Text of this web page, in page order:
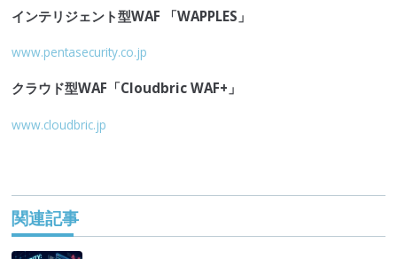
インテリジェント型WAF 「WAPPLES 」
www.pentasecurity.co.jp
クラウド型WAF 「Cloudbric WAF+」
www.cloudbric.jp
関連記事